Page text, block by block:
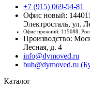
+7 (915) 069-54-81
Офис новый:
Электросталь, ул.
Офис прежний: 115088,
Производство:
Лесная, д. 4
info@dymoved.ru
buh@dymoved.ru
Каталог